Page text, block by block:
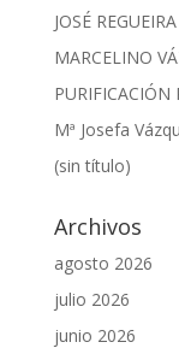
JOSÉ
MARCELINO
PURIFICACIÓN
Mª Josefa
(sin título)
Archivos
agosto 2026
julio 2026
junio 2026